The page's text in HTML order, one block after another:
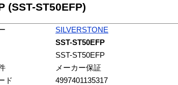
(SST-ST50EFP)
SILVERSTONE
SST-ST50EFP
SST-ST50EFP
メーカー保証
ド
4997401135317